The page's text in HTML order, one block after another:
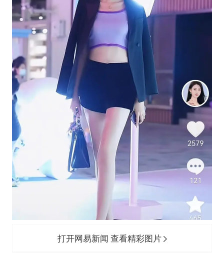
打开网易新闻 查看精彩图片